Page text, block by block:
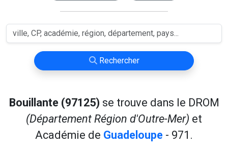
Rechercher
Bouillante (97125) se trouve dans le DROM
(Département Région d'Outre-Mer) et
Académie de Guadeloupe - 971.